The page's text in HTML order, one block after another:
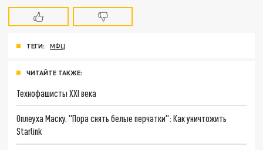
ТЕГИ: МФЦ
ЧИТАЙТЕ ТАКЖЕ:
Технофашисты XXI века
Оплеуха Маску. "Пора снять белые перчатки": Как уничтожить
Starlink